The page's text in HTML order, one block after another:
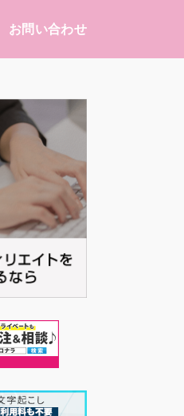
お問い合わせ